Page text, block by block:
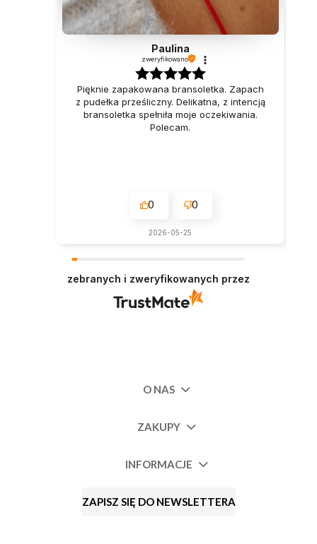
Paulina
zweryfikowano
Pięknie zapakowana bransoletka. Zapach
z pudełka prześliczny. Delikatna, z intencją
bransoletka spełniła moje oczekiwania.
Polecam.
0 0
2026-05-25
zebranych i zweryfikowanych przez
O NAS
ZAKUPY
INFORMACJE
ZAPISZ SIĘ DO NEWSLETTERA